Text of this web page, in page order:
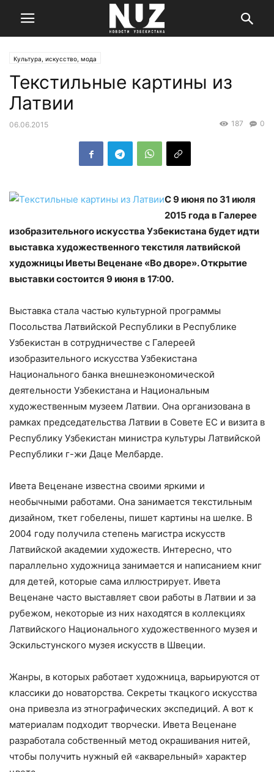
Культура, искусство, мода
Текстильные картины из
Латвии
06.06.2015 0
187
С 9 июня по 31 июля
2015 года в Галерее
изобразительного искусства Узбекистана будет идти
выставка художественного текстиля латвийской
художницы Иветы Веценане «Во дворе». Открытие
выставки состоится 9 июня в 17:00.
Выставка стала частью культурной программы
Посольства Латвийской Республики в Республике
Узбекистан в сотрудничестве с Галереей
изобразительного искусства Узбекистана
Национального банка внешнеэкономической
деятельности Узбекистана и Национальным
художественным музеем Латвии. Она организована в
рамках председательства Латвии в Совете ЕС и визита в
Республику Узбекистан министра культуры Латвийской
Республики г-жи Даце Мелбарде.
Ивета Веценане известна своими яркими и
необычными работами. Она занимается текстильным
дизайном, ткет гобелены, пишет картины на шелке. В
2004 году получила степень магистра искусств
Латвийской академии художеств. Интересно, что
параллельно художница занимается и написанием книг
для детей, которые сама иллюстрирует. Ивета
Веценане часто выставляет свои работы в Латвии и за
рубежом, некоторые из них находятся в коллекциях
Латвийского Национального художественного музея и
Эскильстунского музея искусств в Швеции.
Жанры, в которых работает художница, варьируются от
классики до новаторства. Секреты ткацкого искусства
она привезла из этнографических экспедиций. А вот к
материалам подходит творчески. Ивета Веценане
разработала собственный метод окрашивания нитей,
чтобы получить нужный ей «акварельный» характер